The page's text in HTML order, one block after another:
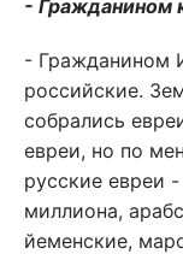
- Гражданином
- Гражданином
российские.
собрались
евреи, но по
русские евреи
миллиона,
йеменские,